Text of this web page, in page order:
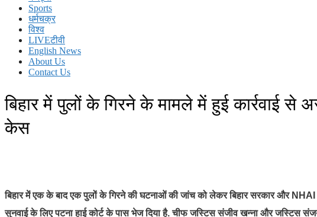
Sports
धर्मचक्र
विश्व
LIVEटीवी
English News
About Us
Contact Us
बिहार में पुलों के गिरने के मामले में हुई कार्रवाई से
केस
बिहार में एक के बाद एक पुलों के गिरने की घटनाओं की जांच को लेकर बिहार सरकार और NHAI
सुनवाई के लिए पटना हाई कोर्ट के पास भेज दिया है. चीफ जस्टिस संजीव खन्ना और जस्टिस